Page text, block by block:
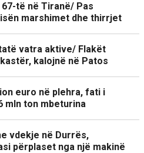
të në Tiranë/ Pas
marshimet dhe thirrjet
vatra aktive/ Flakët
kalojnë në Patos
euro në plehra, fati i
mln ton mbeturina
vdekje në Durrës,
përplaset nga një makinë